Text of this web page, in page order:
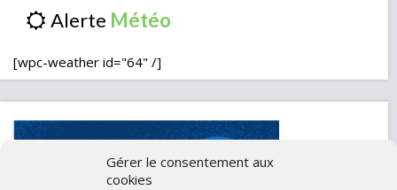
Gérer le consentement aux
cookies
Alerte
[wpc-weather id="64" /]